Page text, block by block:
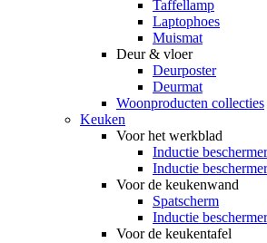
Taffellamp
Laptophoes
Muismat
Deur & vloer
Deurposter
Deurmat
Woonproducten collecties
Keuken
Voor het werkblad
Inductie beschermer
Inductie
Voor de keukenwand
Spatscherm
Inductie
Voor de keukentafel